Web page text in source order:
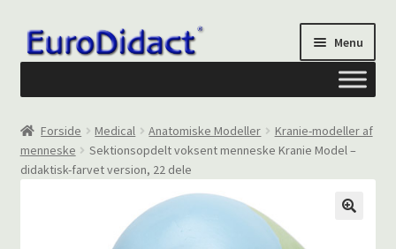
Spring
til
Spring
til
Menu
Om os
Privatliv og cookies
Forside Medical Anatomiske Modeller
Kranie-modeller af
menneske
Sektionsopdelt voksent menneske Kranie Model –
didaktisk-farvet version, 22 dele